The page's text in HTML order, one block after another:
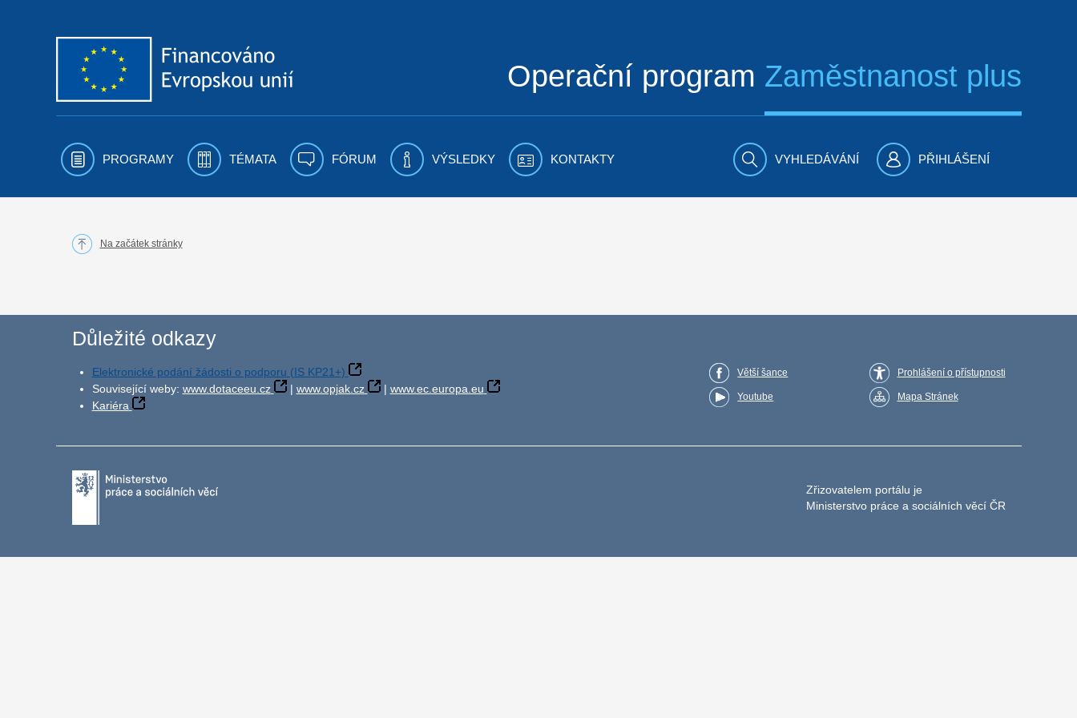
Operační program Zaměstnanost plus
PROGRAMY TÉMATA FÓRUM VÝSLEDKY KONTAKTY VYHLEDÁVÁNÍ PŘIHLÁŠENÍ
Na začátek stránky
Důležité odkazy
Elektronické podání žádosti o podporu (IS KP21+)
Související weby: www.dotaceeu.cz | www.opjak.cz | www.ec.europa.eu
Kariéra
Větší šance
Youtube
Prohlášení o přístupnosti
Mapa Stránek
Zřizovatelem portálu je
Ministerstvo práce a sociálních věcí ČR